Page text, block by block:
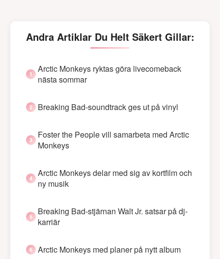
Andra Artiklar Du Helt Säkert Gillar:
Arctic Monkeys ryktas göra livecomeback
nästa sommar
Breaking Bad-soundtrack ges ut på vinyl
Foster the People vill samarbeta med Arctic
Monkeys
Arctic Monkeys delar med sig av kortfilm och
ny musik
Breaking Bad-stjärnan Walt Jr. satsar på dj-
karriär
Arctic Monkeys med planer på nytt album